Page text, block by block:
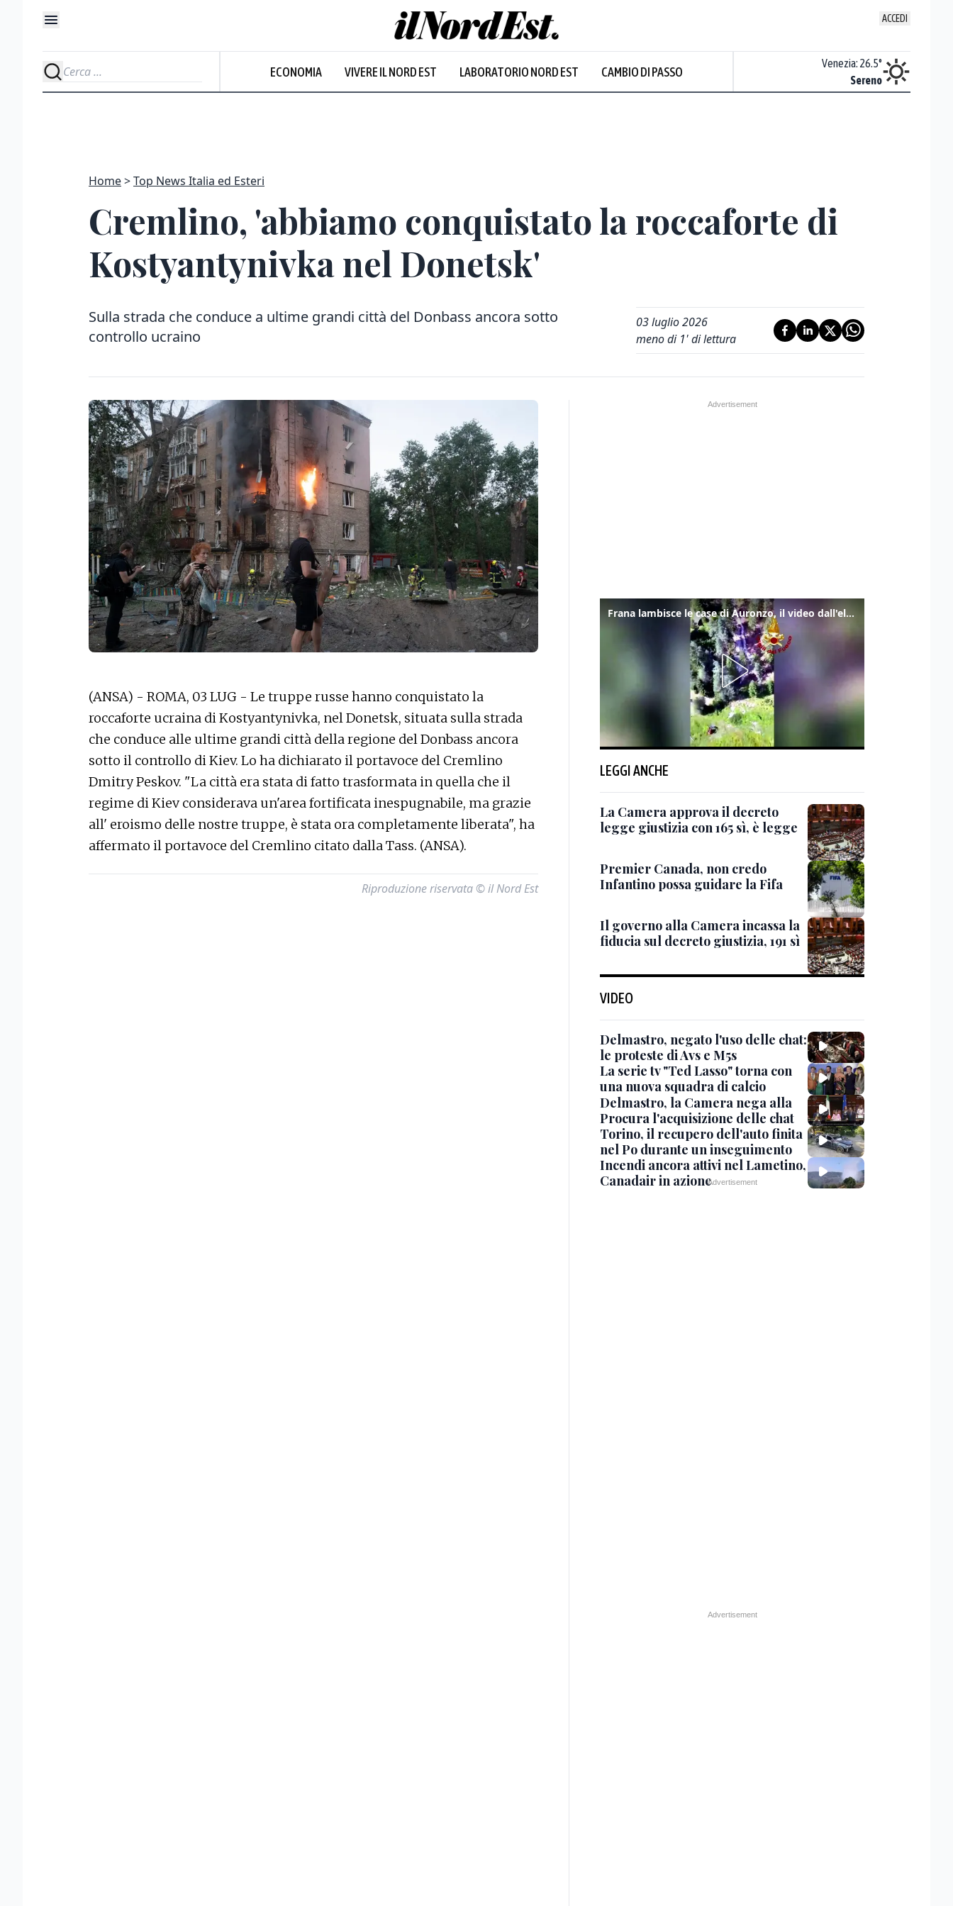
ACCEDI
ECONOMIA VIVERE IL NORD EST LABORATORIO NORD EST CAMBIO DI PASSO
Sereno
Venezia: 26.5°
Sereno
Home Top News Italia ed Esteri
Cremlino, 'abbiamo conquistato la roccaforte di
Kostyantynivka nel Donetsk'
Sulla strada che conduce a ultime grandi città del Donbass ancora sotto
controllo ucraino
03 luglio 2026
meno di 1' di lettura
(ANSA) - ROMA, 03 LUG - Le truppe russe hanno conquistato la
roccaforte ucraina di Kostyantynivka, nel Donetsk, situata sulla strada
che conduce alle ultime grandi città della regione del Donbass ancora
sotto il controllo di Kiev. Lo ha dichiarato il portavoce del Cremlino
Dmitry Peskov. "La città era stata di fatto trasformata in quella che il
regime di Kiev considerava un'area fortificata inespugnabile, ma grazie
all' eroismo delle nostre truppe, è stata ora completamente liberata", ha
affermato il portavoce del Cremlino citato dalla Tass. (ANSA).
Riproduzione riservata © il Nord Est
Frana lambisce le case di Auronzo, il video dall'elicottero dei vigili del fuoco
LEGGI ANCHE
La Camera approva il decreto
legge giustizia con 165 sì, è legge
Premier Canada, non credo
Infantino possa guidare la Fifa
Il governo alla Camera incassa la
fiducia sul decreto giustizia, 191 sì
VIDEO
Delmastro, negato l'uso delle chat:
le proteste di Avs e M5s
La serie tv "Ted Lasso" torna con
una nuova squadra di calcio
Delmastro, la Camera nega alla
Procura l'acquisizione delle chat
Torino, il recupero dell'auto finita
nel Po durante un inseguimento
Incendi ancora attivi nel Lametino,
Canadair in azione